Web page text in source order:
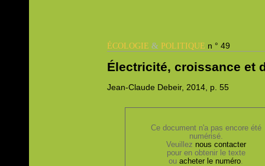
ÉCOLOGIE& POLITIQUE n ° 49
Électricité, croissance et
Jean-Claude Debeir, 2014, p. 55
Ce document n'a pas encore été
numérisé.
Veuillez nous contacter
pour en obtenir le texte
ouacheter le numéro.